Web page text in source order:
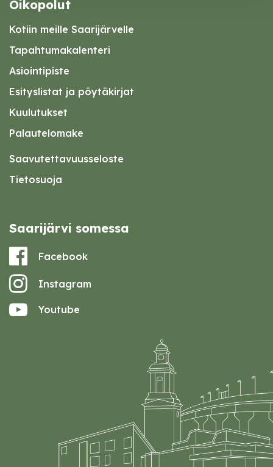
Oikopolut
Kotiin meille Saarijärvelle
Tapahtumakalenteri
Asiointipiste
Esityslistat ja pöytäkirjat
Kuulutukset
Palautelomake
Saavutettavuusseloste
Tietosuoja
Saarijärvi somessa
Facebook
Instagram
Youtube